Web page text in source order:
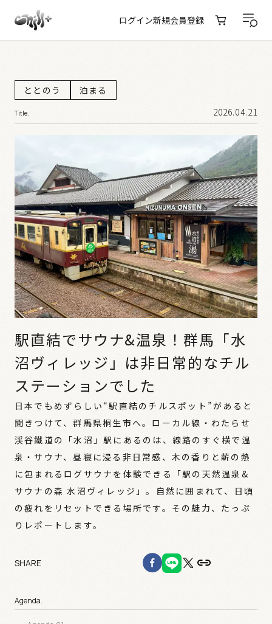
ログイン新規会員登録
ととのう 泊まる
Title. 2026.04.21
駅直結でサウナ&温泉！群馬「水
沼ヴィレッジ」は非日常的なチル
ステーションでした
日本でもめずらしい“駅直結のチルスポット”があると
聞きつけて、群馬県桐生市へ。ローカル線・わたらせ
渓谷鐵道の「水沼」駅にあるのは、線路のすぐ横で温
泉・サウナ、昼寝に浸る非日常感、木の香りと薪の熱
に包まれるログサウナを体験できる「駅の天然温泉&
サウナの森 水沼ヴィレッジ」。自然に囲まれて、日頃
の疲れをリセットできる場所です。その魅力、たっぷ
りレポートします。
SHARE
Agenda.